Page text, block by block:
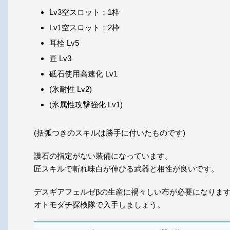
Lv3空スロット：1枠
Lv1空スロット：2枠
耳栓 Lv5
匠 Lv3
砥石使用高速化 Lv1
(氷耐性 Lv2)
(氷属性攻撃強化 Lv1)
(括弧つきのスキルは勝手に付いたものです)
護石の指定がない装備になっています。
匠スキルで斬れ味白が伸びる武器と相性が良いです。
デスギアフェルゼβの生産に禍々しい布が必要になりま
オトモダチ探検隊で入手しましょう。